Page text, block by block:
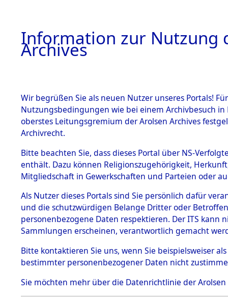
BESTÄNDE
1.
mente
5. Verschiedenes
5.3
Todesmärsche
5.3.1 Alliierte
Erhebungen
zu
Todesmärsch
en
5.3.2
von
Toter aus
Ort ihrer
0001
Information zur Nutzung
Archives
Wir begrüßen Sie als neuen Nutzer unseres Portals!
Nutzungsbedingungen wie bei einem Archivbesuch
oberstes Leitungsgremium der Arolsen Archives
Archivrecht.
Bitte beachten Sie, dass dieses Portal über NS-
enthält. Dazu können Religionszugehörigkeit,
Mitgliedschaft in Gewerkschaften und Parteien oder
Als Nutzer dieses Portals sind Sie persönlich dafür
und die schutzwürdigen Belange Dritter oder
personenbezogene Daten respektieren. Der ITS
Sammlungen erscheinen, verantwortlich gemacht
Bitte kontaktieren Sie uns, wenn Sie beispielsweiser
bestimmter personenbezogener Daten nicht
Sie möchten mehr über die Datenrichtlinie der Arolsen